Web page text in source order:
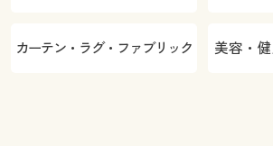
カーテン・ラグ・ファブリック 美容・